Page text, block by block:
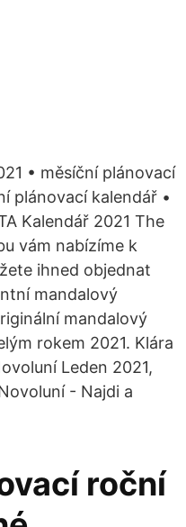
• měsíční plánovací
plánovací kalendář •
Kalendář 2021 The
vám nabízíme k
ihned objednat
mandalový
mandalový
rokem 2021. Klára
Leden 2021,
- Najdi a
roční